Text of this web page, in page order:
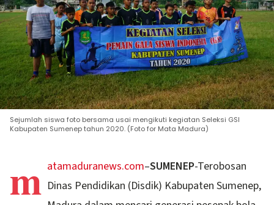
Sejumlah siswa foto bersama usai mengikuti kegiatan Seleksi GSI
Kabupaten Sumenep tahun 2020. (Foto for Mata Madura)
m atamaduranews.com–SUMENEP-Terobosan
Dinas Pendidikan (Disdik) Kabupaten Sumenep,